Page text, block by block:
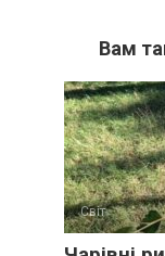
Вам
Світ